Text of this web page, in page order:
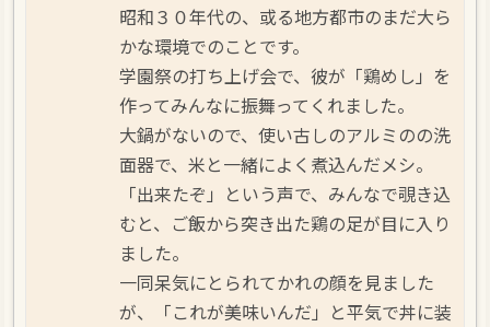
昭和３０年代の、或る地方都市のまだ大ら
かな環境でのことです。
学園祭の打ち上げ会で、彼が「鶏めし」を
作ってみんなに振舞ってくれました。
大鍋がないので、使い古しのアルミのの洗
面器で、米と一緒によく煮込んだメシ。
「出来たぞ」という声で、みんなで覗き込
むと、ご飯から突き出た鶏の足が目に入り
ました。
一同呆気にとられてかれの顔を見ました
が、「これが美味いんだ」と平気で丼に装